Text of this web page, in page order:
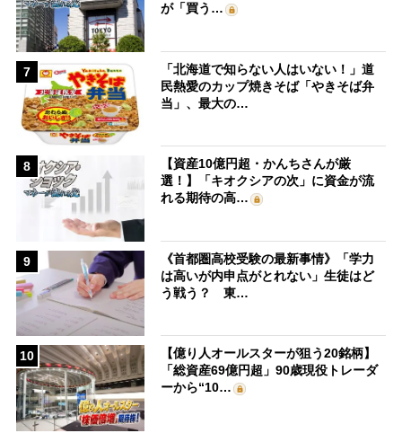
が「買う…
7
「北海道で知らない人はいない！」道
民熱愛のカップ焼きそば「やきそば弁
当」、最大の…
8
【資産10億円超・かんちさんが厳
選！】「キオクシアの次」に資金が流
れる期待の高…
9
《首都圏高校受験の最新事情》「学力
は高いが内申点がとれない」生徒はど
う戦う？ 東…
10
【億り人オールスターが狙う20銘柄】
「総資産69億円超」90歳現役トレーダ
ーから“10…